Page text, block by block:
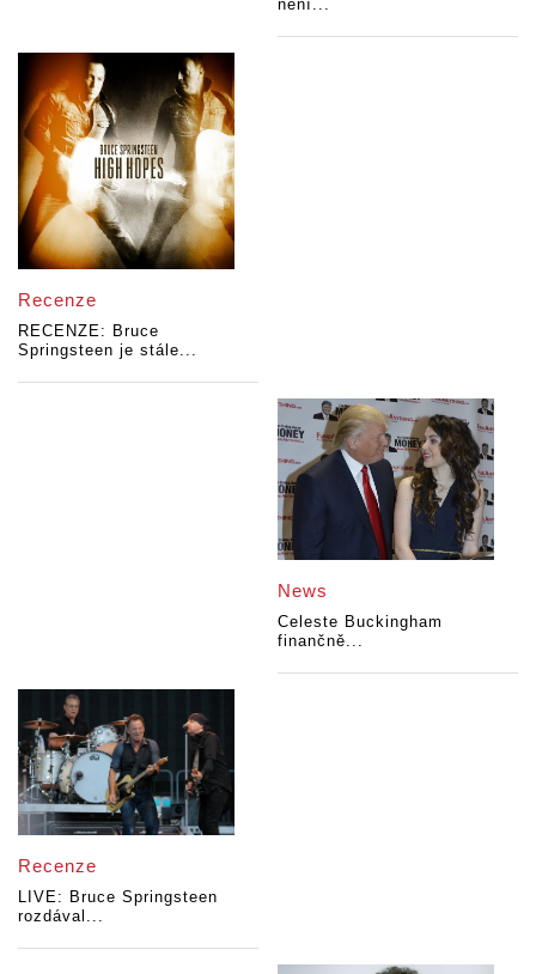
není...
Recenze
RECENZE: Bruce
Springsteen je stále...
News
Celeste Buckingham
finančně...
Recenze
LIVE: Bruce Springsteen
rozdával...